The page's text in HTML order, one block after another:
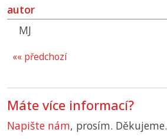
autor
MJ
«« předchozí
Máte více informací?
Napište nám, prosím. Děkujeme.